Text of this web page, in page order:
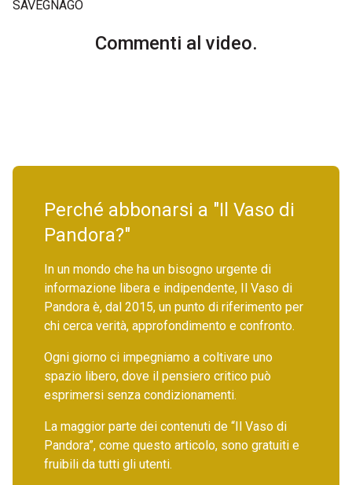
SAVEGNAGO
Commenti al video.
Perché abbonarsi a "Il Vaso di
Pandora?"
In un mondo che ha un bisogno urgente di
informazione libera e indipendente, Il Vaso di
Pandora è, dal 2015, un punto di riferimento per
chi cerca verità, approfondimento e confronto.
Ogni giorno ci impegniamo a coltivare uno
spazio libero, dove il pensiero critico può
esprimersi senza condizionamenti.
La maggior parte dei contenuti de “Il Vaso di
Pandora”, come questo articolo, sono gratuiti e
fruibili da tutti gli utenti.